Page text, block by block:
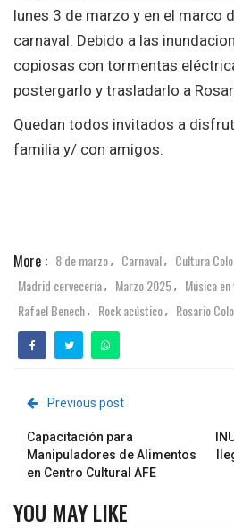
lunes 3 de marzo y en el marco
carnaval. Debido a las
copiosas con tormentas
postergarlo y trasladarlo a
Quedan todos invitados a
familia y/ con amigos.
More : 8 de marzo, Carnaval, Cultura
Madrid cervecería, Marzo 2025, Música en
Rafael Benech, Rock acústico, Rosario
Previous post
Capacitación para
Manipuladores de Alimentos
en Centro Cultural AFE
YOU MAY LIKE